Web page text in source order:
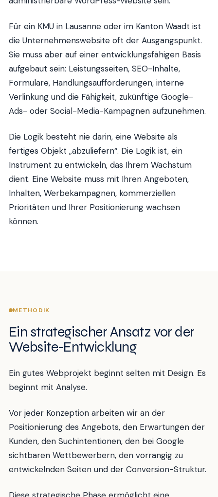
Für ein KMU in Lausanne oder im Kanton Waadt ist
die Unternehmenswebsite oft der Ausgangspunkt.
Sie muss aber auf einer entwicklungsfähigen Basis
aufgebaut sein: Leistungsseiten, SEO-Inhalte,
Formulare, Handlungsaufforderungen, interne
Verlinkung und die Fähigkeit, zukünftige Google-
Ads- oder Social-Media-Kampagnen aufzunehmen.
Die Logik besteht nie darin, eine Website als
fertiges Objekt „abzuliefern“. Die Logik ist, ein
Instrument zu entwickeln, das Ihrem Wachstum
dient. Eine Website muss mit Ihren Angeboten,
Inhalten, Werbekampagnen, kommerziellen
Prioritäten und Ihrer Positionierung wachsen
können.
METHODIK
Ein strategischer Ansatz vor der
Website-Entwicklung
Ein gutes Webprojekt beginnt selten mit Design. Es
beginnt mit Analyse.
Vor jeder Konzeption arbeiten wir an der
Positionierung des Angebots, den Erwartungen der
Kunden, den Suchintentionen, den bei Google
sichtbaren Wettbewerbern, den vorrangig zu
entwickelnden Seiten und der Conversion-Struktur.
Diese strategische Phase ermöglicht eine